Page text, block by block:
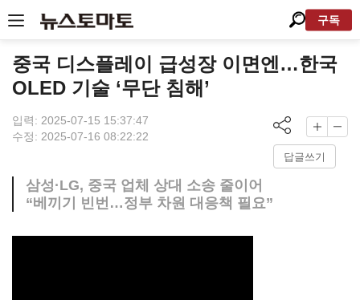
구독
중국 디스플레이 급성장 이면엔…한국
OLED 기술 ‘무단 침해’
입력: 2025-07-15 15:37:47
수정: 2025-07-16 08:22:22
답글쓰기
삼성·LG, 중국 업체 상대 소송 줄이어
“베끼기 빈번…정부 차원 대응책 필요”